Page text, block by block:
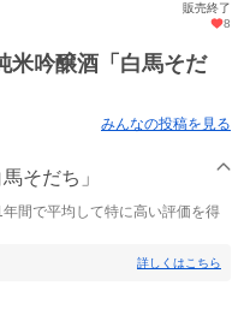
販売終了
8
米吟醸酒「白馬そだ
みんなの投稿を見る
そだち」
間で平均して特に高い評価を得
詳しくはこちら